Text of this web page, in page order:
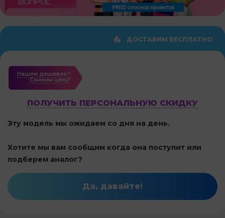
ДОСТАВИМ БЕСПЛАТНО
Нашли дешевле?
Cнизим цену!
ПОЛУЧИТЬ ПЕРСОНАЛЬНУЮ СКИДКУ
Эту модель мы ожидаем со дня на день.
Хотите мы вам сообщим когда она поступит или
подберем аналог?
Да, давайте!